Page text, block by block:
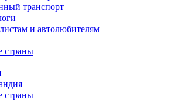
транспорт
и автолюбителям
страны
страны